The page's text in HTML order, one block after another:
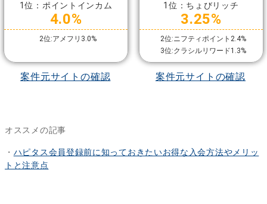
1位：ポイントインカム
4.0%
2位:アメフリ3.0%
案件元サイトの確認
1位：ちょびリッチ
3.25%
2位:ニフティポイント2.4%
3位:クラシルリワード1.3%
案件元サイトの確認
オススメの記事
・ ハピタス会員登録前に知っておきたいお得な入会方法やメリッ
トと注意点